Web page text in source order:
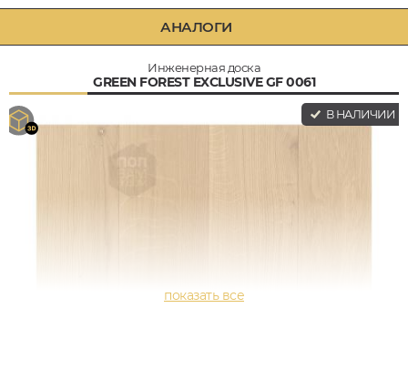
АНАЛОГИ
Инженерная доска
GREEN FOREST EXCLUSIVE GF 0061
В НАЛИЧИИ